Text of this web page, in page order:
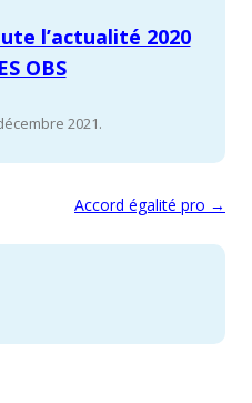
l’actualité 2020
OBS
2021.
Accord égalité pro →